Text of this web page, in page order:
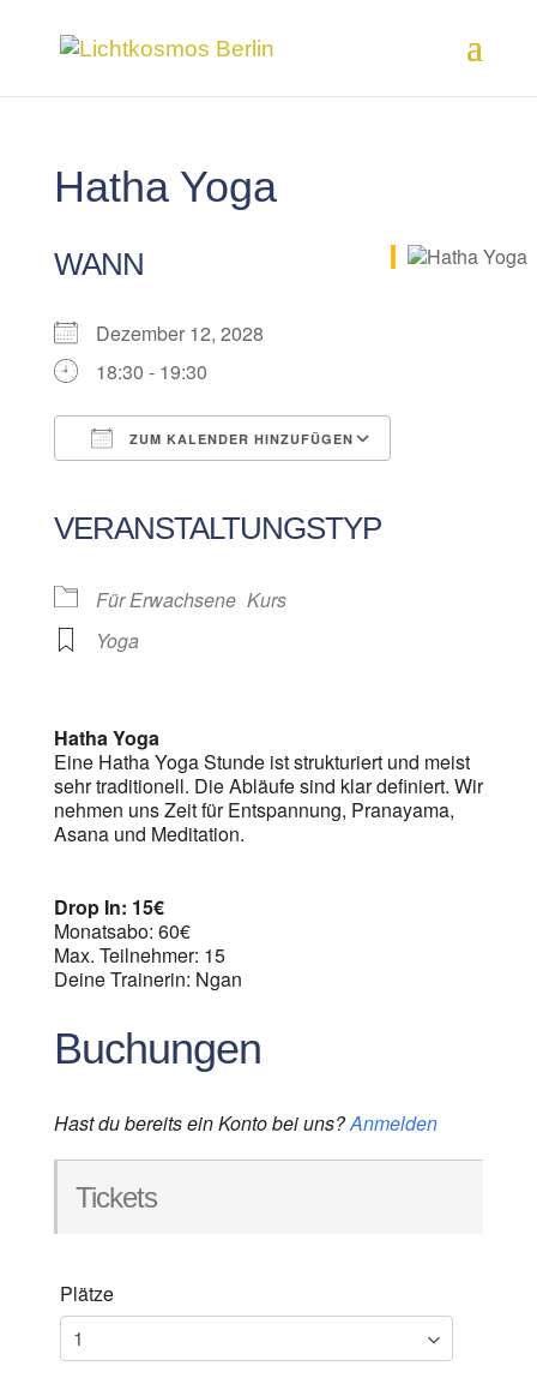
Hatha Yoga
WANN
Dezember 12, 2028
18:30 - 19:30
ZUM KALENDER HINZUFÜGEN
VERANSTALTUNGSTYP
Für Erwachsene Kurs
Yoga
Hatha Yoga
Eine Hatha Yoga Stunde ist strukturiert und meist
sehr traditionell. Die Abläufe sind klar definiert. Wir
nehmen uns Zeit für Entspannung, Pranayama,
Asana und Meditation.
Drop In: 15€
Monatsabo: 60€
Max. Teilnehmer: 15
Deine Trainerin: Ngan
Buchungen
Hast du bereits ein Konto bei uns?Anmelden
Tickets
Plätze